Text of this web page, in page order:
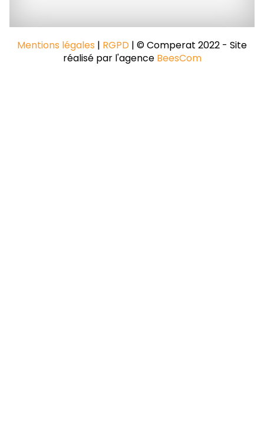
Mentions légales | RGPD | © Comperat 2022 - Site
réalisé par l'agence BeesCom